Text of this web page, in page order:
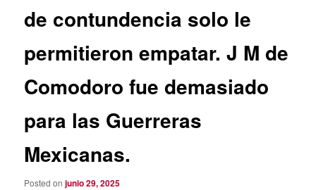
de contundencia solo le
permitieron empatar. J M de
Comodoro fue demasiado
para las Guerreras
Mexicanas.
Posted onjunio 29, 2025